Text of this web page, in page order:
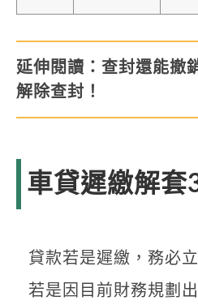
延伸閱讀： 查封還能撤
解除查封！
車貸遲繳解套
貸款若是遲繳，務必
若是因目前財務規劃